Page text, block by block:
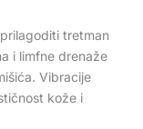
tretman
i limfne drenaže
Vibracije
kože i